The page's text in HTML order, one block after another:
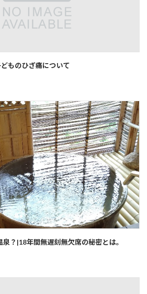
ものひざ痛について
？|18年間無遅刻無欠席の秘密とは。